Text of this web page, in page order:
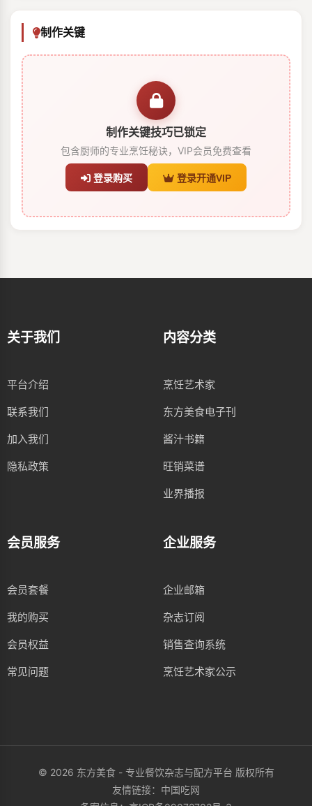
制作关键
制作关键技巧已锁定
包含厨师的专业烹饪秘诀，VIP会员免费查看
登录购买 登录开通VIP
关于我们
平台介绍
联系我们
加入我们
隐私政策
内容分类
烹饪艺术家
东方美食电子刊
酱汁书籍
旺销菜谱
业界播报
会员服务
会员套餐
我的购买
会员权益
常见问题
企业服务
企业邮箱
杂志订阅
销售查询系统
烹饪艺术家公示
© 2026 东方美食 - 专业餐饮杂志与配方平台 版权所有
友情链接： 中国吃网